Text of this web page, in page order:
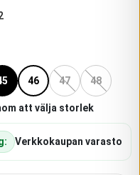
46 47 48
att välja storlek
Verkkokaupan varasto